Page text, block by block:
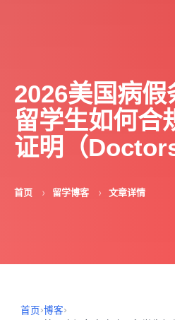
2026美国病假
留学生如何合
证明（
首页 留学博客 文章详情
首页 ›博客›